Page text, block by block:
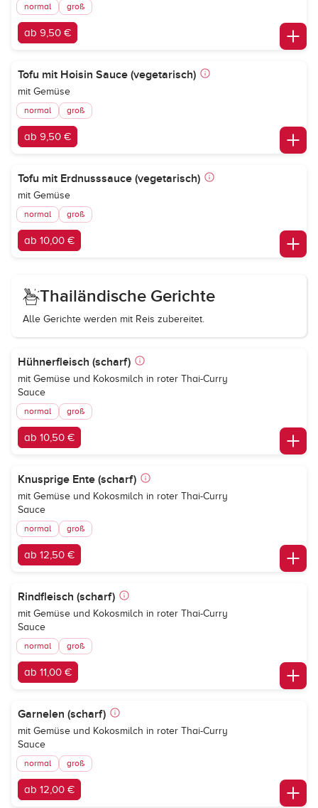
normal groß
ab 9,50 €
Tofu mit Hoisin Sauce (vegetarisch)
mit Gemüse
normal groß
ab 9,50 €
Tofu mit Erdnusssauce (vegetarisch)
mit Gemüse
normal groß
ab 10,00 €
Thailändische Gerichte
Alle Gerichte werden mit Reis zubereitet.
Hühnerfleisch (scharf)
mit Gemüse und Kokosmilch in roter Thai-Curry
Sauce
normal groß
ab 10,50 €
Knusprige Ente (scharf)
mit Gemüse und Kokosmilch in roter Thai-Curry
Sauce
normal groß
ab 12,50 €
Rindfleisch (scharf)
mit Gemüse und Kokosmilch in roter Thai-Curry
Sauce
normal groß
ab 11,00 €
Garnelen (scharf)
mit Gemüse und Kokosmilch in roter Thai-Curry
Sauce
normal groß
ab 12,00 €